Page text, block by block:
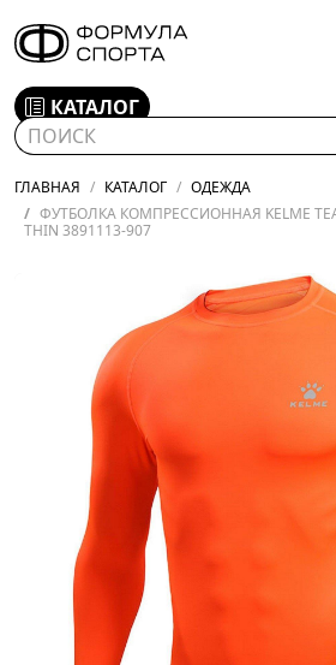
КАТАЛОГ
ГЛАВНАЯ КАТАЛОГ
ОДЕЖДА
ФУТБОЛКА КОМПРЕССИОННАЯ KELME
THIN 3891113-907